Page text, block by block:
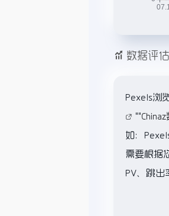
数据评估
Pexels浏
""
如：
需要根据
PV、跳出